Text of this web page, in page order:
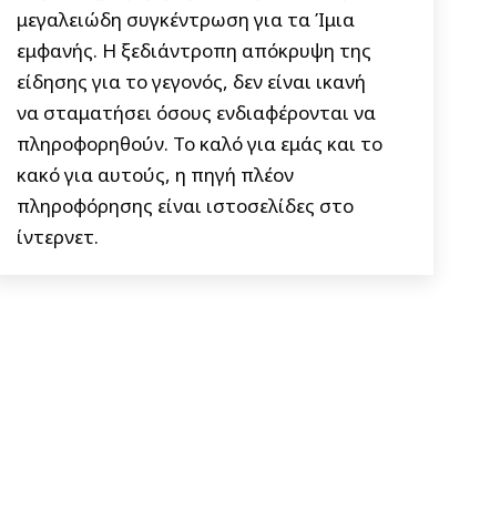
μεγαλειώδη συγκέντρωση για τα Ίμια
εμφανής. Η ξεδιάντροπη απόκρυψη της
είδησης για το γεγονός, δεν είναι ικανή
να σταματήσει όσους ενδιαφέρονται να
πληροφορηθούν. Το καλό για εμάς και το
κακό για αυτούς, η πηγή πλέον
πληροφόρησης είναι ιστοσελίδες στο
ίντερνετ.